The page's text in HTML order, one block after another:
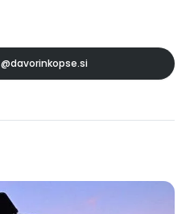
@davorinkopse.si